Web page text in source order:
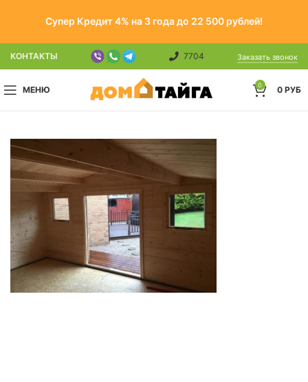
Супер Кредит 4% на 3 года до 22 500 рублей!
КОНТАКТЫ 7704 Заказать звонок
МЕНЮ 0 0 РУБ